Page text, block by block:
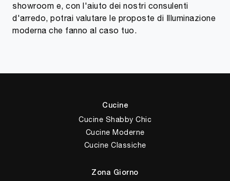
showroom e, con l'aiuto dei nostri consulenti
d'arredo, potrai valutare le proposte di Illuminazione
moderna che fanno al caso tuo.
Cucine
Cucine Shabby Chic
Cucine Moderne
Cucine Classiche
Zona Giorno